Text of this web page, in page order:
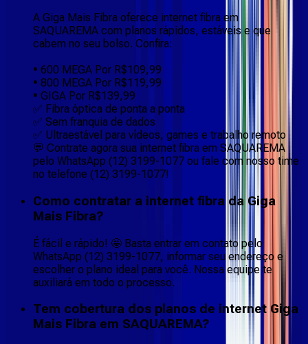
A Giga Mais Fibra oferece internet fibra em
SAQUAREMA com planos rápidos, estáveis e que
cabem no seu bolso. Confira:
• 600 MEGA Por R$109,99
• 800 MEGA Por R$119,99
• GIGA Por R$139,99
✅ Fibra óptica de ponta a ponta
✅ Sem franquia de dados
✅ Ultraestável para vídeos, games e trabalho remoto
💬 Contrate agora sua internet fibra em SAQUAREMA
pelo WhatsApp (12) 3199-1077 ou fale com nosso time
no telefone (12) 3199-1077!
Como contratar a internet fibra da Giga
Mais Fibra?
É fácil e rápido! 🤩 Basta entrar em contato pelo
WhatsApp (12) 3199-1077, informar seu endereço e
escolher o plano ideal para você. Nossa equipe te
auxiliará em todo o processo.
Tem cobertura dos planos de internet Giga
Mais Fibra em SAQUAREMA?